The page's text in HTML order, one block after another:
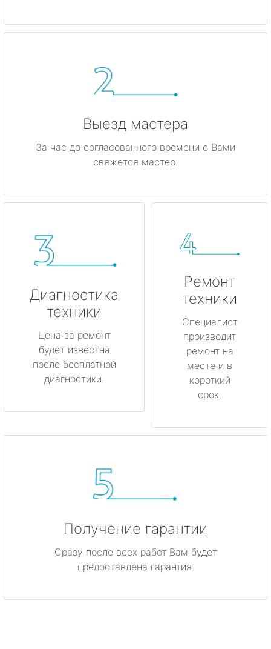
Выезд мастера
За час до согласованного времени с Вами
свяжется мастер.
Диагностика
техники
Цена за ремонт
будет известна
после бесплатной
диагностики.
Ремонт
техники
Специалист
производит
ремонт на
месте и в
короткий
срок.
Получение гарантии
Сразу после всех работ Вам будет
предоставлена гарантия.